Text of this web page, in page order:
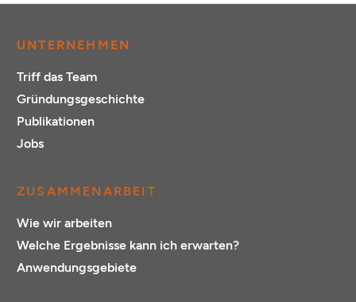
UNTERNEHMEN
Triff das Team
Gründungsgeschichte
Publikationen
Jobs
ZUSAMMENARBEIT
Wie wir arbeiten
Welche Ergebnisse kann ich erwarten?
Anwendungsgebiete